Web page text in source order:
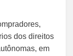
dos direitos
em